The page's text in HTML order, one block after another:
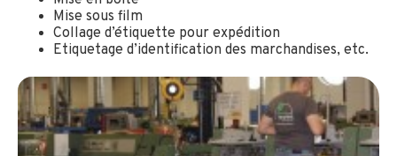
Mise sous film
Collage d’étiquette pour expédition
Etiquetage d’identification des marchandises, etc.